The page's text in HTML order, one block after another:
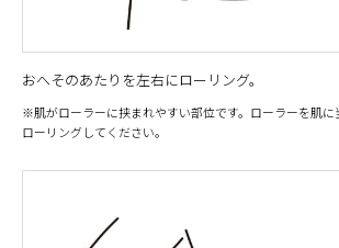
おへそのあたりを左右にローリング。
※肌がローラーに挟まれやすい部位です。ローラーを肌に
ローリングしてください。